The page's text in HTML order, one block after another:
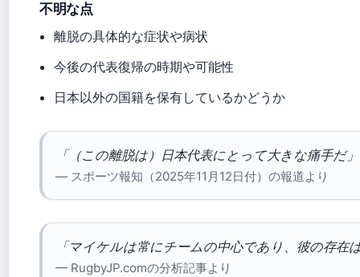
不明な点
離脱の具体的な症状や病状
今後の代表復帰の時期や可能性
日本以外の国籍を保有しているかどうか
「（この離脱は）日本代表にとって大きな痛手だ」
— スポーツ報知（2025年11月12日付）の報道より
「マイケルは常にチームの中心であり、彼の存在
— RugbyJP.comの分析記事より